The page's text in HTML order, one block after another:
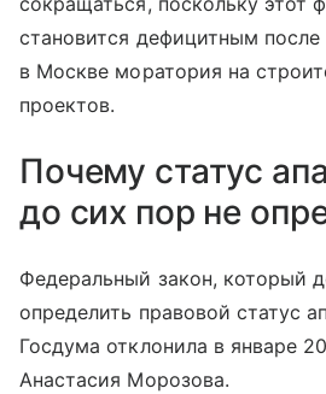
становится дефицитным после
в Москве моратория на
проектов.
Почему статус
до сих пор не
Федеральный закон, который
определить правовой статус
Госдума отклонила в январе
Анастасия Морозова.